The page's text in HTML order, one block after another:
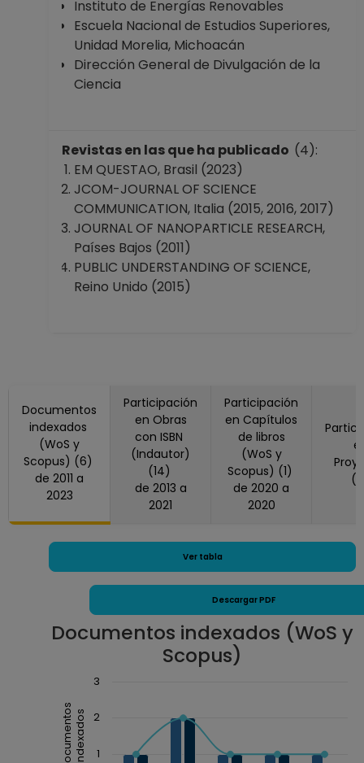
Instituto de Energías Renovables
Escuela Nacional de Estudios Superiores,
Unidad Morelia, Michoacán
Dirección General de Divulgación de la
Ciencia
Revistas en las que ha publicado (4):
EM QUESTAO, Brasil (2023)
JCOM-JOURNAL OF SCIENCE
COMMUNICATION, Italia (2015, 2016, 2017)
JOURNAL OF NANOPARTICLE RESEARCH,
Países Bajos (2011)
PUBLIC UNDERSTANDING OF SCIENCE,
Reino Unido (2015)
Documentos
indexados
(WoS y
Scopus) (6)
de 2011 a
2023
Participación
en Obras
con ISBN
(Indautor)
(14)
de 2013 a
2021
Participación
en Capítulos
de libros
(WoS y
Scopus) (1)
de 2020 a
2020
Ver tabla
Descargar PDF
Documentos indexados (WoS y
Scopus)
Chart
Combination chart with 3 data series.
The chart has 1 X axis displaying Año.
The chart has 1 Y axis displaying Documentos
Documentosindexados 1
2
3